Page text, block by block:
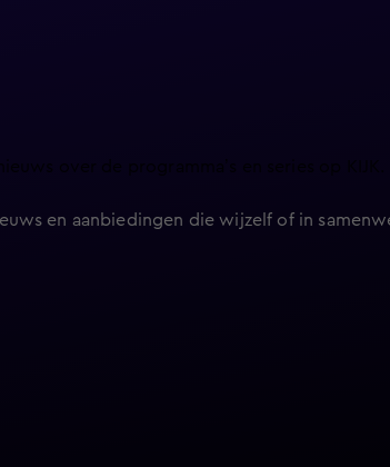
over de programma’s en series op KIJK.
en aanbiedingen die wijzelf of in